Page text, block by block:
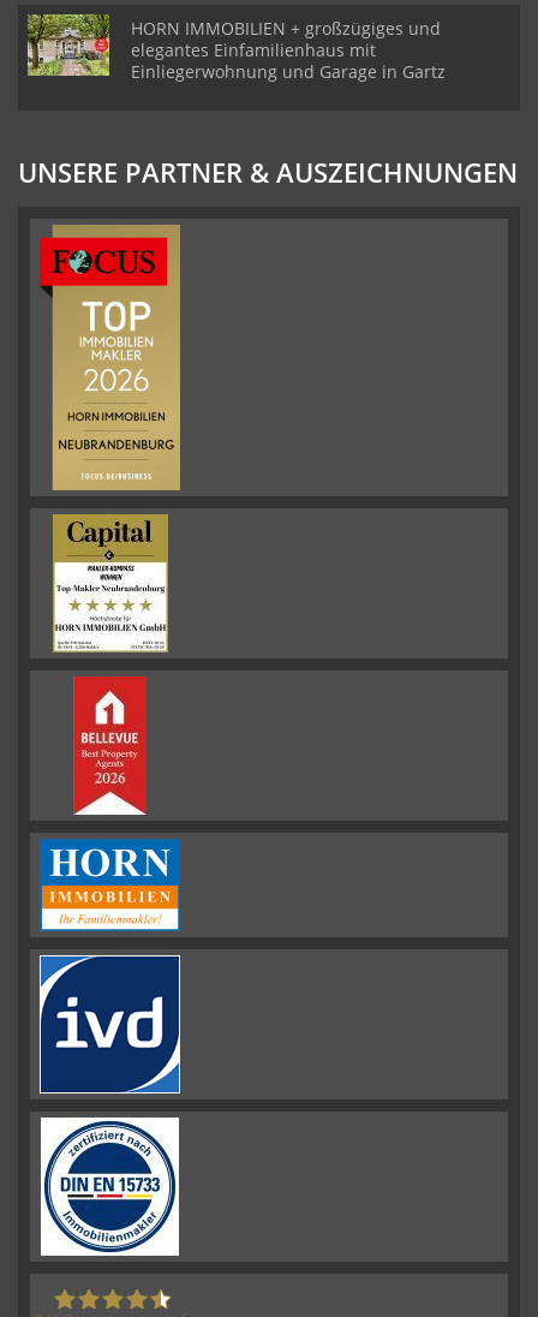
HORN IMMOBILIEN + großzügiges und
elegantes Einfamilienhaus mit
Einliegerwohnung und Garage in Gartz
UNSERE PARTNER & AUSZEICHNUNGEN